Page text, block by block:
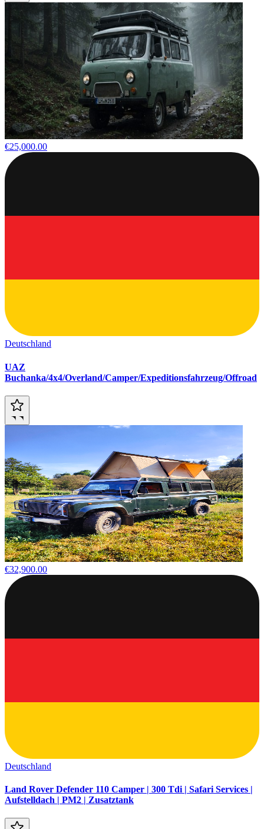
€25,000.00
Deutschland
UAZ
Buchanka/4x4/Overland/Camper/Expeditionsfahrzeug/Offroad
€32,900.00
Deutschland
Land Rover Defender 110 Camper | 300 Tdi | Safari Services |
Aufstelldach | PM2 | Zusatztank